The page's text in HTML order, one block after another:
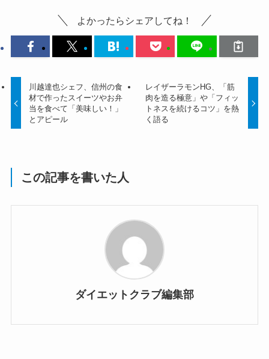
よかったらシェアしてね！
川越達也シェフ、信州の食
材で作ったスイーツやお弁
当を食べて「美味しい！」
とアピール
レイザーラモンHG、「筋
肉を造る極意」や「フィッ
トネスを続けるコツ」を熱
く語る
この記事を書いた人
ダイエットクラブ編集部